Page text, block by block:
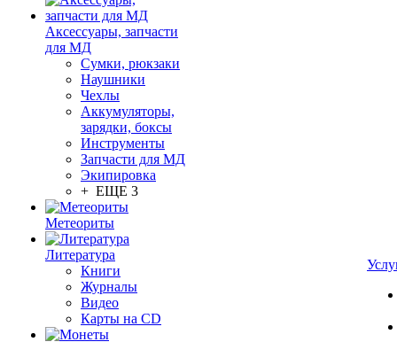
Аксессуары, запчасти
для МД
Сумки, рюкзаки
Наушники
Чехлы
Аккумуляторы,
зарядки, боксы
Инструменты
Запчасти для МД
Экипировка
+ ЕЩЕ 3
Метеориты
Литература
Книги
Журналы
Видео
Карты на CD